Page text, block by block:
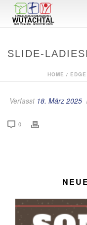
SLIDE-
HOME /
Verfasst 18. März 2025
0